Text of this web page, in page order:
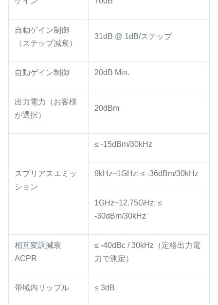
自動ゲイン制御
（ステップ減衰）
31dB @ 1dB/ステップ
自動ゲイン制御 20dB Min.
出力電力（お客様
が選択）
20dBm
スプリアスエミッ
ション
≤ -15dBm/30kHz
9kHz~1GHz: ≤ -36dBm/30kHz
1GHz~12.75GHz: ≤
-30dBm/30kHz
相互変調減衰
ACPR
≤ -40dBc / 30kHz（定格出力電
力で測定）
帯域内リップル ≤ 3dB